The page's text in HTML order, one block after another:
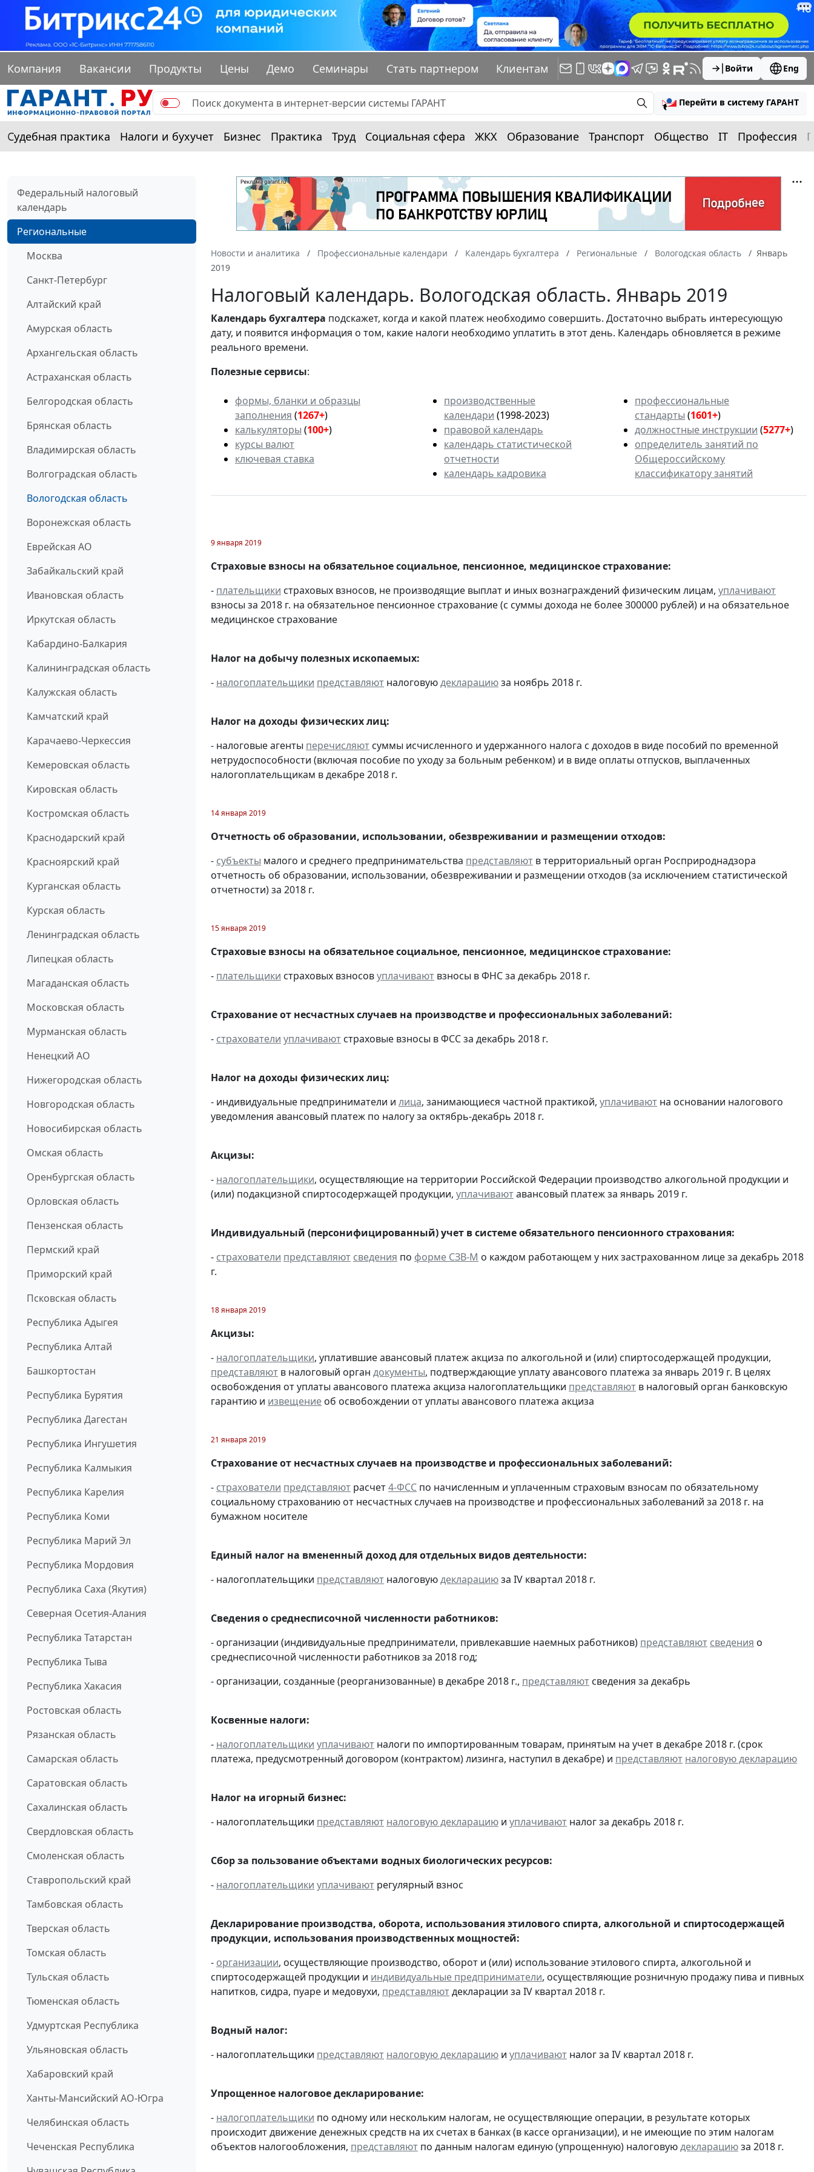
Компания Вакансии Продукты Цены Демо Семинары Стать партнером Клиентам Войти Eng
Перейти в систему ГАРАНТ
Судебная практика Налоги и бухучет Бизнес Практика Труд Социальная сфера ЖКХ Образование Транспорт Общество IT Профессия
Федеральный налоговый
календарь
Региональные
Москва
Санкт-Петербург
Алтайский край
Амурская область
Архангельская область
Астраханская область
Белгородская область
Брянская область
Владимирская область
Волгоградская область
Вологодская область
Воронежская область
Еврейская АО
Забайкальский край
Ивановская область
Иркутская область
Кабардино-Балкария
Калининградская область
Калужская область
Камчатский край
Карачаево-Черкессия
Кемеровская область
Кировская область
Костромская область
Краснодарский край
Красноярский край
Курганская область
Курская область
Ленинградская область
Липецкая область
Магаданская область
Московская область
Мурманская область
Ненецкий АО
Нижегородская область
Новгородская область
Новосибирская область
Омская область
Оренбургская область
Орловская область
Пензенская область
Пермский край
Приморский край
Псковская область
Республика Адыгея
Республика Алтай
Башкортостан
Республика Бурятия
Республика Дагестан
Республика Ингушетия
Республика Калмыкия
Республика Карелия
Республика Коми
Республика Марий Эл
Республика Мордовия
Республика Саха (Якутия)
Северная Осетия-Алания
Республика Татарстан
Республика Тыва
Республика Хакасия
Ростовская область
Рязанская область
Самарская область
Саратовская область
Сахалинская область
Свердловская область
Смоленская область
Ставропольский край
Тамбовская область
Тверская область
Томская область
Тульская область
Тюменская область
Удмуртская Республика
Ульяновская область
Хабаровский край
Ханты-Мансийский АО-Югра
Челябинская область
Чеченская Республика
Новости и аналитика Профессиональные календари Календарь бухгалтера Региональные Вологодская область
Январь
2019
Налоговый календарь. Вологодская область. Январь 2019
Календарьбухгалтера подскажет, когда и какой платеж необходимо совершить. Достаточно выбрать интересующую
дату, и появится информация о том, какие налоги необходимо уплатить в этот день. Календарь обновляется в режиме
реального времени.
Полезные сервисы:
формы, бланки и образцы
заполнения (1267+)
калькуляторы (100+)
курсы валют
ключевая ставка
производственные
календари (1998-2023)
правовой календарь
календарь статистической
отчетности
календарь кадровика
профессиональные
стандарты (1601+)
должностные инструкции (5277+)
определитель занятий по
Общероссийскому
классификатору занятий
9 января 2019
Страховые взносы на обязательное социальное, пенсионное, медицинское страхование:
- плательщики страховых взносов, не производящие выплат и иных вознаграждений физическим лицам, уплачивают
взносы за 2018 г. на обязательное пенсионное страхование (с суммы дохода не более 300000 рублей) и на обязательное
медицинское страхование
Налог на добычу полезных ископаемых:
- налогоплательщики представляют налоговуюдекларациюза ноябрь 2018 г.
Налог на доходы физических лиц:
- налоговые агенты перечисляют суммы исчисленного и удержанного налога с доходов в виде пособий по временной
нетрудоспособности (включая пособие по уходу за больным ребенком) и в виде оплаты отпусков, выплаченных
налогоплательщикам в декабре 2018 г.
14 января 2019
Отчетность об образовании, использовании, обезвреживании и размещении отходов:
- субъекты малого и среднего предпринимательства представляют в территориальный орган Росприроднадзора
отчетность об образовании, использовании, обезвреживании и размещении отходов (за исключением статистической
отчетности) за 2018 г.
15 января 2019
Страховые взносы на обязательное социальное, пенсионное, медицинское страхование:
- плательщики страховых взносовуплачивают взносы в ФНС за декабрь 2018 г.
Страхование от несчастных случаев на производстве и профессиональных заболеваний:
- страхователи уплачивают страховые взносы в ФСС за декабрь 2018 г.
Налог на доходы физических лиц:
- индивидуальные предприниматели и лица, занимающиеся частной практикой, уплачивают на основании налогового
уведомления авансовый платеж по налогу за октябрь-декабрь 2018 г.
Акцизы:
- налогоплательщики, осуществляющие на территории Российской Федерации производство алкогольной продукции и
(или) подакцизной спиртосодержащей продукции, уплачиваютавансовый платеж за январь 2019 г.
Индивидуальный (персонифицированный) учет в системе обязательного пенсионного страхования:
- страхователи представляют сведения по форме СЗВ-М о каждом работающем у них застрахованном лице за декабрь 2018
г.
18 января 2019
Акцизы:
- налогоплательщики, уплатившие авансовый платеж акциза по алкогольной и (или) спиртосодержащей продукции,
представляют в налоговый орган документы, подтверждающие уплату авансового платежа за январь 2019 г. В целях
освобождения от уплаты авансового платежа акциза налогоплательщики представляют в налоговый орган банковскую
гарантию и извещение об освобождении от уплаты авансового платежа акциза
21 января 2019
Страхование от несчастных случаев на производстве и профессиональных заболеваний:
- страхователи представляют расчет4-ФСС по начисленным и уплаченным страховым взносам по обязательному
социальному страхованию от несчастных случаев на производстве и профессиональных заболеваний за 2018 г. на
бумажном носителе
Единый налог на вмененный доход для отдельных видов деятельности:
- налогоплательщики представляют налоговуюдекларациюза IV квартал 2018 г.
Сведения о среднесписочной численности работников:
- организации (индивидуальные предприниматели, привлекавшие наемных работников) представляют сведения о
среднесписочной численности работников за 2018 год;
- организации, созданные (реорганизованные) в декабре 2018 г., представляют сведения за декабрь
Косвенные налоги:
- налогоплательщики уплачивают налоги по импортированным товарам, принятым на учет в декабре 2018 г. (срок
платежа, предусмотренный договором (контрактом) лизинга, наступил в декабре) и представляют налоговую декларацию
Налог на игорный бизнес:
- налогоплательщики представляют налоговую декларацию и уплачивают налог за декабрь 2018 г.
Сбор за пользование объектами водных биологических ресурсов:
- налогоплательщики уплачивают регулярный взнос
Декларирование производства, оборота, использования этилового спирта, алкогольной и спиртосодержащей
продукции, использования производственных мощностей:
- организации, осуществляющие производство, оборот и (или) использование этилового спирта, алкогольной и
спиртосодержащей продукции и индивидуальные предприниматели, осуществляющие розничную продажу пива и пивных
напитков, сидра, пуаре и медовухи, представляютдекларации за IV квартал 2018 г.
Водный налог:
- налогоплательщики представляют налоговую декларацию и уплачивают налог за IV квартал 2018 г.
Упрощенное налоговое декларирование:
- налогоплательщики по одному или нескольким налогам, не осуществляющие операции, в результате которых
происходит движение денежных средств на их счетах в банках (в кассе организации), и не имеющие по этим налогам
объектов налогообложения, представляют по данным налогам единую (упрощенную) налоговуюдекларациюза 2018 г.